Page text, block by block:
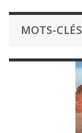
MOTS-CLÉS